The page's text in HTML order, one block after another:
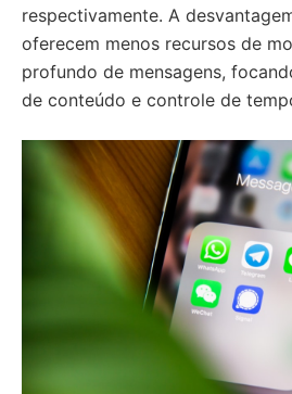
respectivamente. A
oferecem menos recursos de
profundo de mensagens,
de conteúdo e controle de